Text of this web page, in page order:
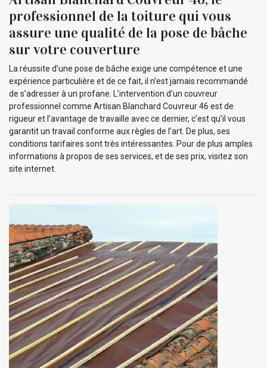
professionnel de la toiture qui vous
assure une qualité de la pose de bâche
sur votre couverture
La réussite d’une pose de bâche exige une compétence et une
expérience particulière et de ce fait, il n’est jamais recommandé
de s’adresser à un profane. L’intervention d’un couvreur
professionnel comme Artisan Blanchard Couvreur 46 est de
rigueur et l’avantage de travaille avec ce dernier, c’est qu’il vous
garantit un travail conforme aux règles de l’art. De plus, ses
conditions tarifaires sont très intéressantes. Pour de plus amples
informations à propos de ses services, et de ses prix, visitez son
site internet.